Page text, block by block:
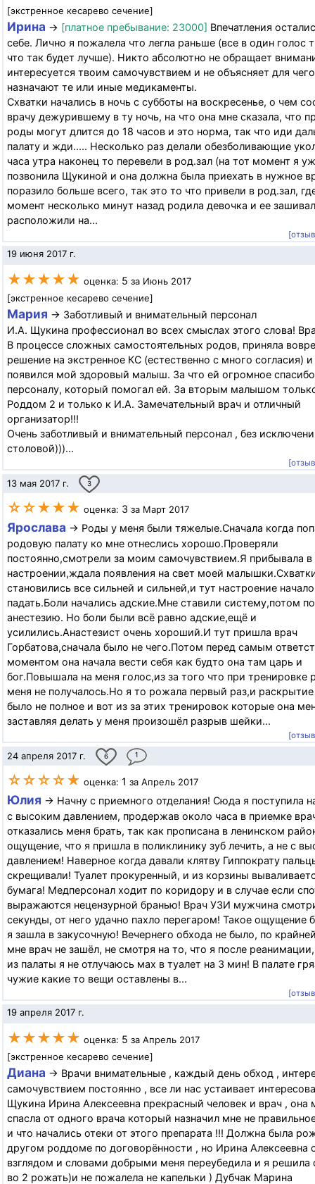
[экстренное кесарево сечение]
Ирина → [платное пребывание: 23000] Впечатления
себе. Лично я пожалела что легла раньше (все в один голос
что так будет лучше). Никто абсолютно не обращает
интересуется твоим самочувствием и не объясняет для чего
назначают те или иные медикаменты.
Схватки начались в ночь с субботы на воскресенье, о чем
врачу дежурившему в ту ночь, на что она мне сказала, что
роды могут длится до 18 часов и это норма, так что иди
палату и жди..... Несколько раз делали обезболивающие
часа утра наконец то перевели в род.зал (на тот момент я
позвонила Щукиной и она должна была приехать в нужное
поразило больше всего, так это то что привели в род.зал,
момент несколько минут назад родила девочка и ее
расположили на...
19 июня 2017 г.
★★★★★ оценка: 5 за Июнь 2017
[экстренное кесарево сечение]
Мария → Заботливый и внимательный персонал
И.А. Щукина профессионал во всех смыслах этого слова!
В процессе сложных самостоятельных родов, приняла
решение на экстренное КС (естественно с много согласия) и
появился мой здоровый малыш. За что ей огромное
персоналу, который помогал ей. За вторым малышом
Роддом 2 и только к И.А. Замечательный врач и отличный
организатор!!!
Очень заботливый и внимательный персонал , без
столовой)))...
13 мая 2017 г. 3
☆☆★★★ оценка: 3 за Март 2017
Ярослава → Роды у меня были тяжелые.Сначала когда
родовую палату ко мне отнеслись хорошо.Проверяли
постоянно,смотрели за моим самочувствием.Я прибывала в
настроении,ждала появления на свет моей
становились все сильней и сильней,и тут настроение начало
падать.Боли начались адские.Мне ставили систему,потом
анестезию. Но боли были всё равно адские,ещё и
усилились.Анастезист очень хороший.И тут пришла врач
Горбатова,сначала было не чего.Потом перед самым
моментом она начала вести себя как будто она там царь и
бог.Повышала на меня голос,из за того что при тренировке
меня не получалось.Но я то рожала первый раз,и
было не полное и вот из за этих тренировок которые она
заставляя делать у меня произошёл разрыв шейки...
24 апреля 2017 г. 6 1
☆☆☆☆★ оценка: 1 за Апрель 2017
Юлия → Начну с приемного отделания! Сюда я поступила
с высоким давлением, продержав около часа в приемке
отказались меня брать, так как прописана в ленинском
ощущение, что я пришла в поликлинику зуб лечить, а не с
давлением! Наверное когда давали клятву Гиппократу
скрещивали! Туалет прокуренный, и из корзины
бумага! Медперсонал ходит по коридору и в случае если
выражаются нецензурной бранью! Врач УЗИ мужчина
секунды, от него удачно пахло перегаром! Такое ощущение
я зашла в закусочную! Вечернего обхода не было, по
мне врач не зашёл, не смотря на то, что я после
из палаты я не отлучаюсь мах в туалет на 3 мин! В палате
чужие какие то вещи оставлены в...
19 апреля 2017 г.
★★★★★ оценка: 5 за Апрель 2017
[экстренное кесарево сечение]
Диана → Врачи внимательные , каждый день обход ,
самочувствием постоянно , все ли нас устаивает
Щукина Ирина Алексеевна прекрасный человек и врач , она
спасла от одного врача который назначил мне не
и что начались отеки от этого препарата !!! Должна была
другом роддоме по договорённости , но Ирина Алексеевна
взглядом и словами добрыми меня переубедила и я решила
во 2 рожать)и не пожалела не капельки ) Дубчак Марина